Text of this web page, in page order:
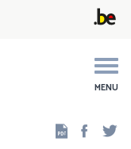
MENU